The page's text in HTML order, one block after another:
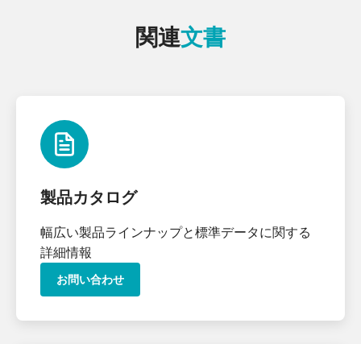
関連文書
製品カタログ
幅広い製品ラインナップと標準データに関する
詳細情報
お問い合わせ